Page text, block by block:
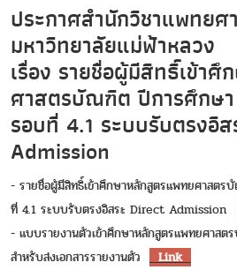
ประกาศสำนักวิชาแพทยศ
มหาวิทยาลัยแม่ฟ้าหลวง
เรื่อง รายชื่อผู้มีสิทธิ์เข้า
ศาสตรบัณฑิต ปีการศึกษ
รอบที่ 4.1 ระบบรับตรงอิ
Admission
- รายชื่อผู้มีสิทธิ์เข้าศึกษาหลักสูตรแพทยศาส
ที่ 4.1 ระบบรับตรงอิสระ Direct Admission
- แบบรายงานตัวเข้าศึกษาหลักสูตรแพทยศาส
สำหรับส่งเอกสารรายงานตัว Link